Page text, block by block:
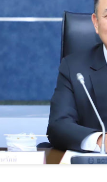
หารือแนวทางขับเคลื่อน
วิทยาศาสตร์และ
เทคโนโลยี เพื่อ
สนับสนุน อุตสาหกรรม
ป้องกันประเทศ
มูลนิธิกองทุนนิยมไทย จับ
เปิดตัวโครงการ ประก
ถิ่นไทย" เฟ้นหาเมนูต้นตำ
ระดับโลก
มูลนิธิกองทุนนิยมไทย จับมือ กระทรวง
ประกวดอัตลักษณ์อาหารภูมิภาค "รสถิ่
ดัน Soft Power สู่ระดับโลก
เมื่อวันที่ 5 สิงหาคม 2569 — มูลนิธิกอ